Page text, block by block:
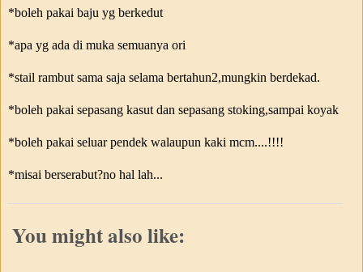
*boleh pakai baju yg berkedut
*apa yg ada di muka semuanya ori
*stail rambut sama saja selama bertahun2,mungkin berdekad.
*boleh pakai sepasang kasut dan sepasang stoking,sampai koyak
*boleh pakai seluar pendek walaupun kaki mcm....!!!!
*misai berserabut?no hal lah...
You might also like: